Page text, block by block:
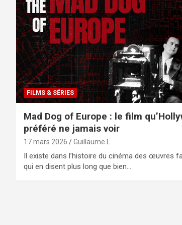
FILMS & SÉRIES
Mad Dog of Europe : le film
préféré ne jamais voir
17 mars 2026 Guillaume L.
Il existe dans l’histoire du cinéma des œuvres
qui en disent plus long que bien…